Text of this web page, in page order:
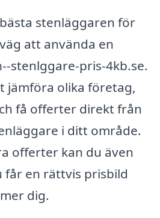
stenläggaren för
att använda en
stenlggare-pris-4kb.se.
jämföra olika företag,
få offerter direkt från
i ditt område.
offerter kan du även
får en rättvis prisbild
dig.